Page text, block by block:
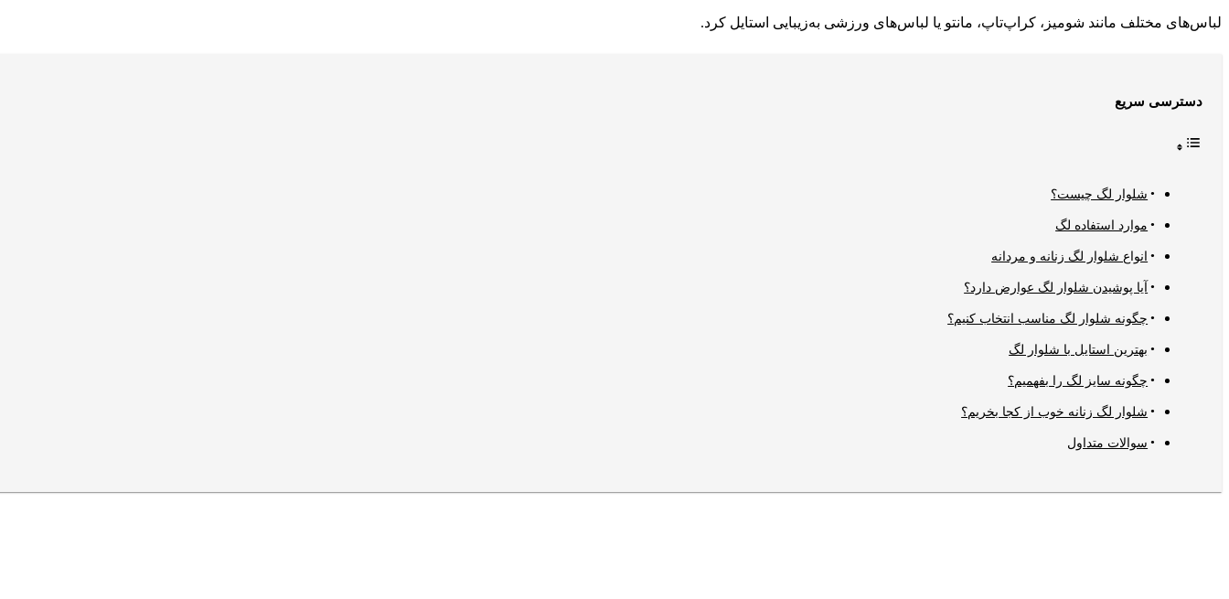
لباس‌های مختلف مانند شومیز، کراپ‌تاپ، مانتو یا لباس‌های ورزشی به‌زیبایی استایل کرد.
دسترسی سریع
شلوار لگ چیست؟
موارد استفاده لگ
انواع شلوار لگ زنانه و مردانه
آیا پوشیدن شلوار لگ عوارض دارد؟
چگونه شلوار لگ مناسب انتخاب کنیم؟
بهترین استایل با شلوار لگ
چگونه سایز لگ را بفهمیم؟
شلوار لگ زنانه خوب از کجا بخریم؟
سوالات متداول